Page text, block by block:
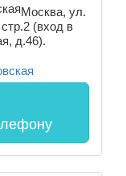
Москва, ул.
(вход в
д.46).